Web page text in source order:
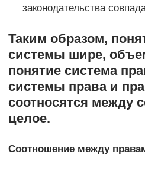
законодательства
Таким образом,
системы шире,
понятие система
системы права и
соотносятся между
целое.
Соотношение между